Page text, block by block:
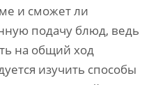
и сможет ли
подачу блюд, ведь
на общий ход
изучить способы